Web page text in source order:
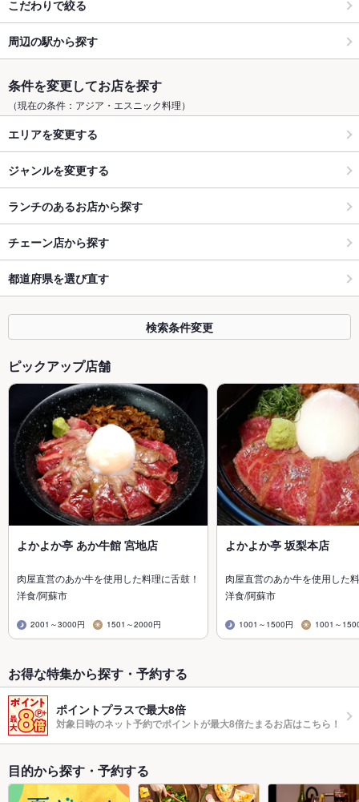
こだわりで絞る
周辺の駅から探す
条件を変更してお店を探す
（現在の条件：アジア・エスニック料理）
エリアを変更する
ジャンルを変更する
ランチのあるお店から探す
チェーン店から探す
都道府県を選び直す
検索条件変更
ピックアップ店舗
よかよか亭 あか牛館 宮地店
肉屋直営のあか牛を使用した料理に舌鼓！
洋食/阿蘇市
2001～3000円 1501～2000円
よかよか亭 坂梨本店
肉屋直営のあか牛を使用した
洋食/阿蘇市
1001～1500円 1001～
お得な特集から探す・予約する
ポイントプラスで最大8倍
対象日時のネット予約でポイントが最大8倍たまるお店はこちら！
目的から探す・予約する